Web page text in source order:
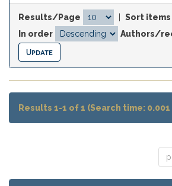
Results/Page
Sort items
In order
Authors/
Results 1-1 of 1 (Search time: